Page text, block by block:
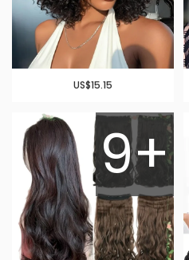
US$15.15
9+